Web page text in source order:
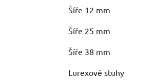
Šíře 12 mm
Šíře 25 mm
Šíře 38 mm
Lurexové stuhy